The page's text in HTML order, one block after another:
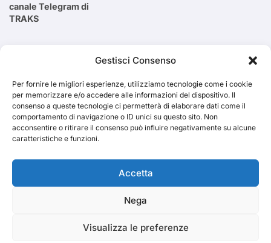
Gestisci Consenso
Per fornire le migliori esperienze, utilizziamo tecnologie come i cookie
per memorizzare e/o accedere alle informazioni del dispositivo. Il
consenso a queste tecnologie ci permetterà di elaborare dati come il
comportamento di navigazione o ID unici su questo sito. Non
acconsentire o ritirare il consenso può influire negativamente su alcune
caratteristiche e funzioni.
Accetta
Nega
Visualizza le preferenze
canale Telegram di
TRAKS
Cerca
TRAKS
Dal 2014 musica indipendente ed emergente